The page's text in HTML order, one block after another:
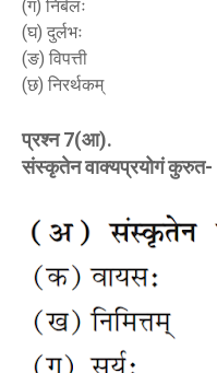
(ग) निर्बलः
(घ) दुर्लभः
(ङ) विपत्ती
(छ) निरर्थकम्
प्रश्न 7(आ).
संस्कृतेन वाक्यप्रयोगं कुरुत-